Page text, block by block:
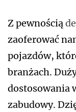
Z pewnością
zaoferować
pojazdów,
branżach.
dostosowania
zabudowy.